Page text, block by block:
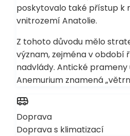
poskytovalo také přístup k
vnitrozemí Anatolie.
Z tohoto důvodu mělo
význam, zejména v období
nadvlády. Antické prameny
Anemurium znamená
Doprava
Doprava s klimatizací